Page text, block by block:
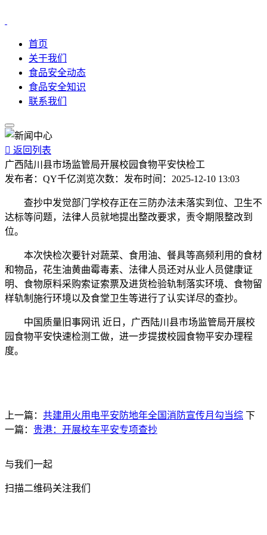
首页
关于我们
食品安全动态
食品安全知识
联系我们
 返回列表
广西陆川县市场监管局开展校园食物平安快检工
发布者： QY千亿浏览次数： 发布时间： 2025-12-10 13:03
查抄中发觉部门学校存正在三防办法未落实到位、卫生不
达标等问题，法律人员就地提出整改要求，责令期限整改到
位。
本次快检次要针对蔬菜、食用油、餐具等高频利用的食材
和物品，花生油黄曲霉毒素、法律人员还对从业人员健康证
明、食物原料采购索证索票及进货检验轨制落实环境、食物留
样轨制施行环境以及食堂卫生等进行了认实详尽的查抄。
中国质量旧事网讯 近日，广西陆川县市场监管局开展校
园食物平安快速检测工做，进一步提拔校园食物平安办理程
度。
上一篇： 共建用火用电平安防地年全国消防宣传月勾当综 下
一篇： 贵港：开展校车平安专项查抄
与我们一起
扫描二维码关注我们